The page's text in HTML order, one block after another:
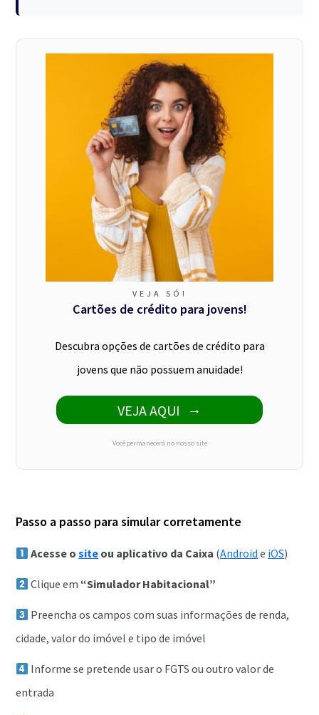
VEJA SÓ!
Cartões de crédito para jovens!
Descubra opções de cartões de crédito para
jovens que não possuem anuidade!
VEJA AQUI
Você permanecerá no nosso site
Passo a passo para simular corretamente
Acesse osite ou aplicativo da Caixa (Android e iOS)
Clique em “Simulador Habitacional”
Preencha os campos com suas informações de renda,
cidade, valor do imóvel e tipo de imóvel
Informe se pretende usar o FGTS ou outro valor de
entrada